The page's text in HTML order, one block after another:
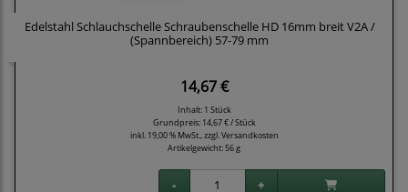
Edelstahl Schlauchschelle Schraubenschelle HD 16mm breit V2A /
(Spannbereich) 57-79 mm
14,67 €
Inhalt: 1 Stück
Grundpreis: 14,67 € / Stück
inkl. 19,00 % MwSt., zzgl.Versandkosten
Artikelgewicht: 56 g